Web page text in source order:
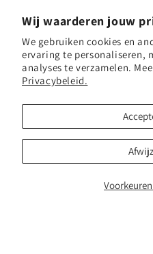
Wij waarderen jouw
We gebruiken cookies en
ervaring te personaliseren,
analyses te verzamelen.
Privacybeleid.
Best sellers
Sieraden